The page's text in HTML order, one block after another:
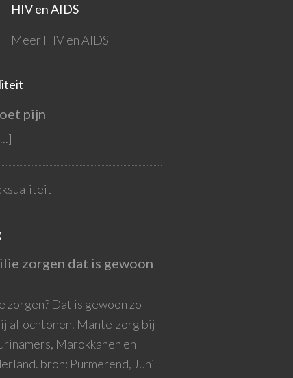
HIV en AIDS
Meer HIV en AIDS
pijn
zorgen dat is gewoon
zorgen? Dat is gewoon zo
allochtonen. Mantelzorg bij
Marokkanen en
bron: Purmerend, Juni